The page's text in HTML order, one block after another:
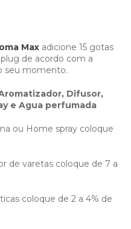
Max adicione 15 gotas
de acordo com a
seu momento.
Difusor,
e Agua perfumada
ou Home spray coloque
de varetas coloque de 7 a
coloque de 2 a 4% de